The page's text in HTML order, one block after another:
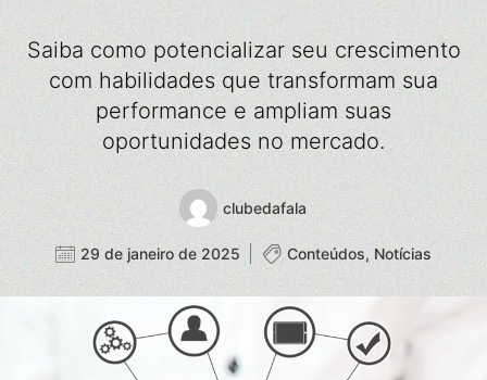
Saiba como potencializar seu crescimento
com habilidades que transformam sua
performance e ampliam suas
oportunidades no mercado.
clubedafala
29 de janeiro de 2025 Conteúdos, Notícias